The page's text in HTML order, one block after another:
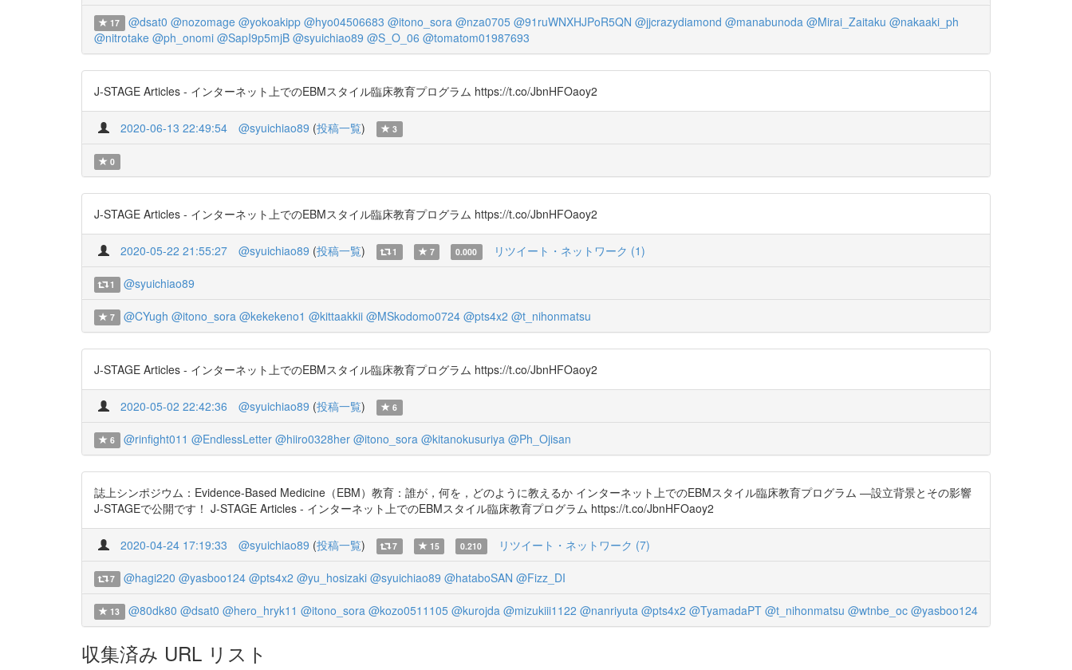
17 @dsat0 @nozomage @yokoakipp @hyo04506683 @itono_sora @nza0705 @91ruWNXHJPoR5QN @jjcrazydiamond @manabunoda @Mirai_Zaitaku @nakaaki_ph
@nitrotake @ph_onomi @SapI9p5mjB @syuichiao89 @S_O_06 @tomatom01987693
J-STAGE Articles - インターネット上でのEBMスタイル臨床教育プログラム https://t.co/JbnHFOaoy2
2020-06-13 22:49:54 @syuichiao89 (投稿一覧) 3
0
J-STAGE Articles - インターネット上でのEBMスタイル臨床教育プログラム https://t.co/JbnHFOaoy2
2020-05-22 21:55:27 @syuichiao89 (投稿一覧) 1 7 0.000 リツイート・ネットワーク (1)
1 @syuichiao89
7 @CYugh @itono_sora @kekekeno1 @kittaakkii @MSkodomo0724 @pts4x2 @t_nihonmatsu
J-STAGE Articles - インターネット上でのEBMスタイル臨床教育プログラム https://t.co/JbnHFOaoy2
2020-05-02 22:42:36 @syuichiao89 (投稿一覧) 6
6 @rinfight011 @EndlessLetter @hiiro0328her @itono_sora @kitanokusuriya @Ph_Ojisan
誌上シンポジウム：Evidence-Based Medicine（EBM）教育：誰が，何を，どのように教えるか インターネット上でのEBMスタイル臨床教育プログラム ―設立背景とその影響
J-STAGEで公開です！ J-STAGE Articles - インターネット上でのEBMスタイル臨床教育プログラム https://t.co/JbnHFOaoy2
2020-04-24 17:19:33 @syuichiao89 (投稿一覧) 7 15 0.210 リツイート・ネットワーク (7)
7 @hagi220 @yasboo124 @pts4x2 @yu_hosizaki @syuichiao89 @hataboSAN @Fizz_DI
13 @80dk80 @dsat0 @hero_hryk11 @itono_sora @kozo0511105 @kurojda @mizukiii1122 @nanriyuta @pts4x2 @TyamadaPT @t_nihonmatsu @wtnbe_oc @yasboo124
収集済み URL リスト